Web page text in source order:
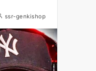
ssr-genkishop